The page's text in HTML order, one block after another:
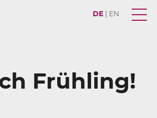
DE EN
Frühling!